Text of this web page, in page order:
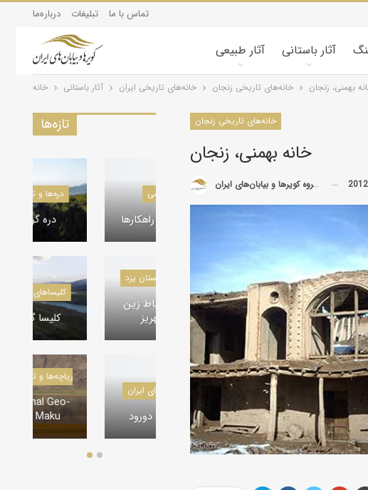
درباره‌ما تبلیغات تماس با ما
آثار طبیعی آثار باستانی
خانه آثار باستانی خانه‌های تاریخی ایران خانه‌های تاریخی زنجان بهمنی، زنجان
خانه‌های تاریخی زنجان
خانه بهمنی، زنجان
توسط گروه کویرها و بیابان‌های ایران
تازه‌ها
کویرشناسی
طوفان شن و راهکارها
کاروانسراها و قلعه‌های استان یزد
کاروانسرای رباط زین
الدین، مهریز
دره‌ها و تنگه‌های ایران
تنگه لی لی، دورود
دره‌ها و تنگه‌های ایران
کلیسا‌های تاریخی ایران
کلیسا گردی، ماکو
درياچه‌‌ها و تالاب‌های ایران
The Lagoonal Geo-
Tourism, Maku
زین
ایران
دورود